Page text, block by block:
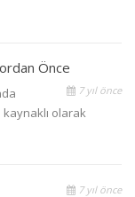
Önce
7 yıl önce
olarak
7 yıl önce